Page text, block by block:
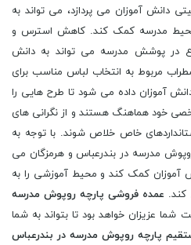
آموزان می پردازد، می تواند به
محیط مدرسه کمک کند. کاهش استرس و
در پوشش مدرسه می تواند به دانش
مربوط به انتخاب لباس مناسب برای
آموزان داده می شود تا طرح هایی را
خود هماهنگ هستند و از نگرانی های
خاص خلاص شوند. با توجه به
مدرسه در بندرعباس و هرمزگان می
آموزان کمک کند و محیط آموزشی را به
عمده فروشی پارچه روپوش مدرسه
شما عزیزان خواهد بود تا بتواند به شما
پارچه روپوش مدرسه در بندرعباس